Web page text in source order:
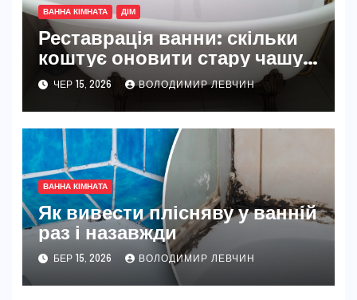
ВАННА КІМНАТА ДІМ
Реставрація ванни: скільки
коштує оновити стару чашу у
2026 році
ЧЕР 15, 2026 ВОЛОДИМИР ЛЕВЧИН
ВАННА КІМНАТА
Як вивести плісняву у ванній
раз і назавжди
БЕР 15, 2026 ВОЛОДИМИР ЛЕВЧИН